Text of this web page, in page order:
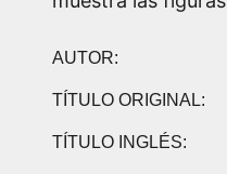
AUTOR:
TÍTULO ORIGINAL:
TÍTULO INGLÉS: